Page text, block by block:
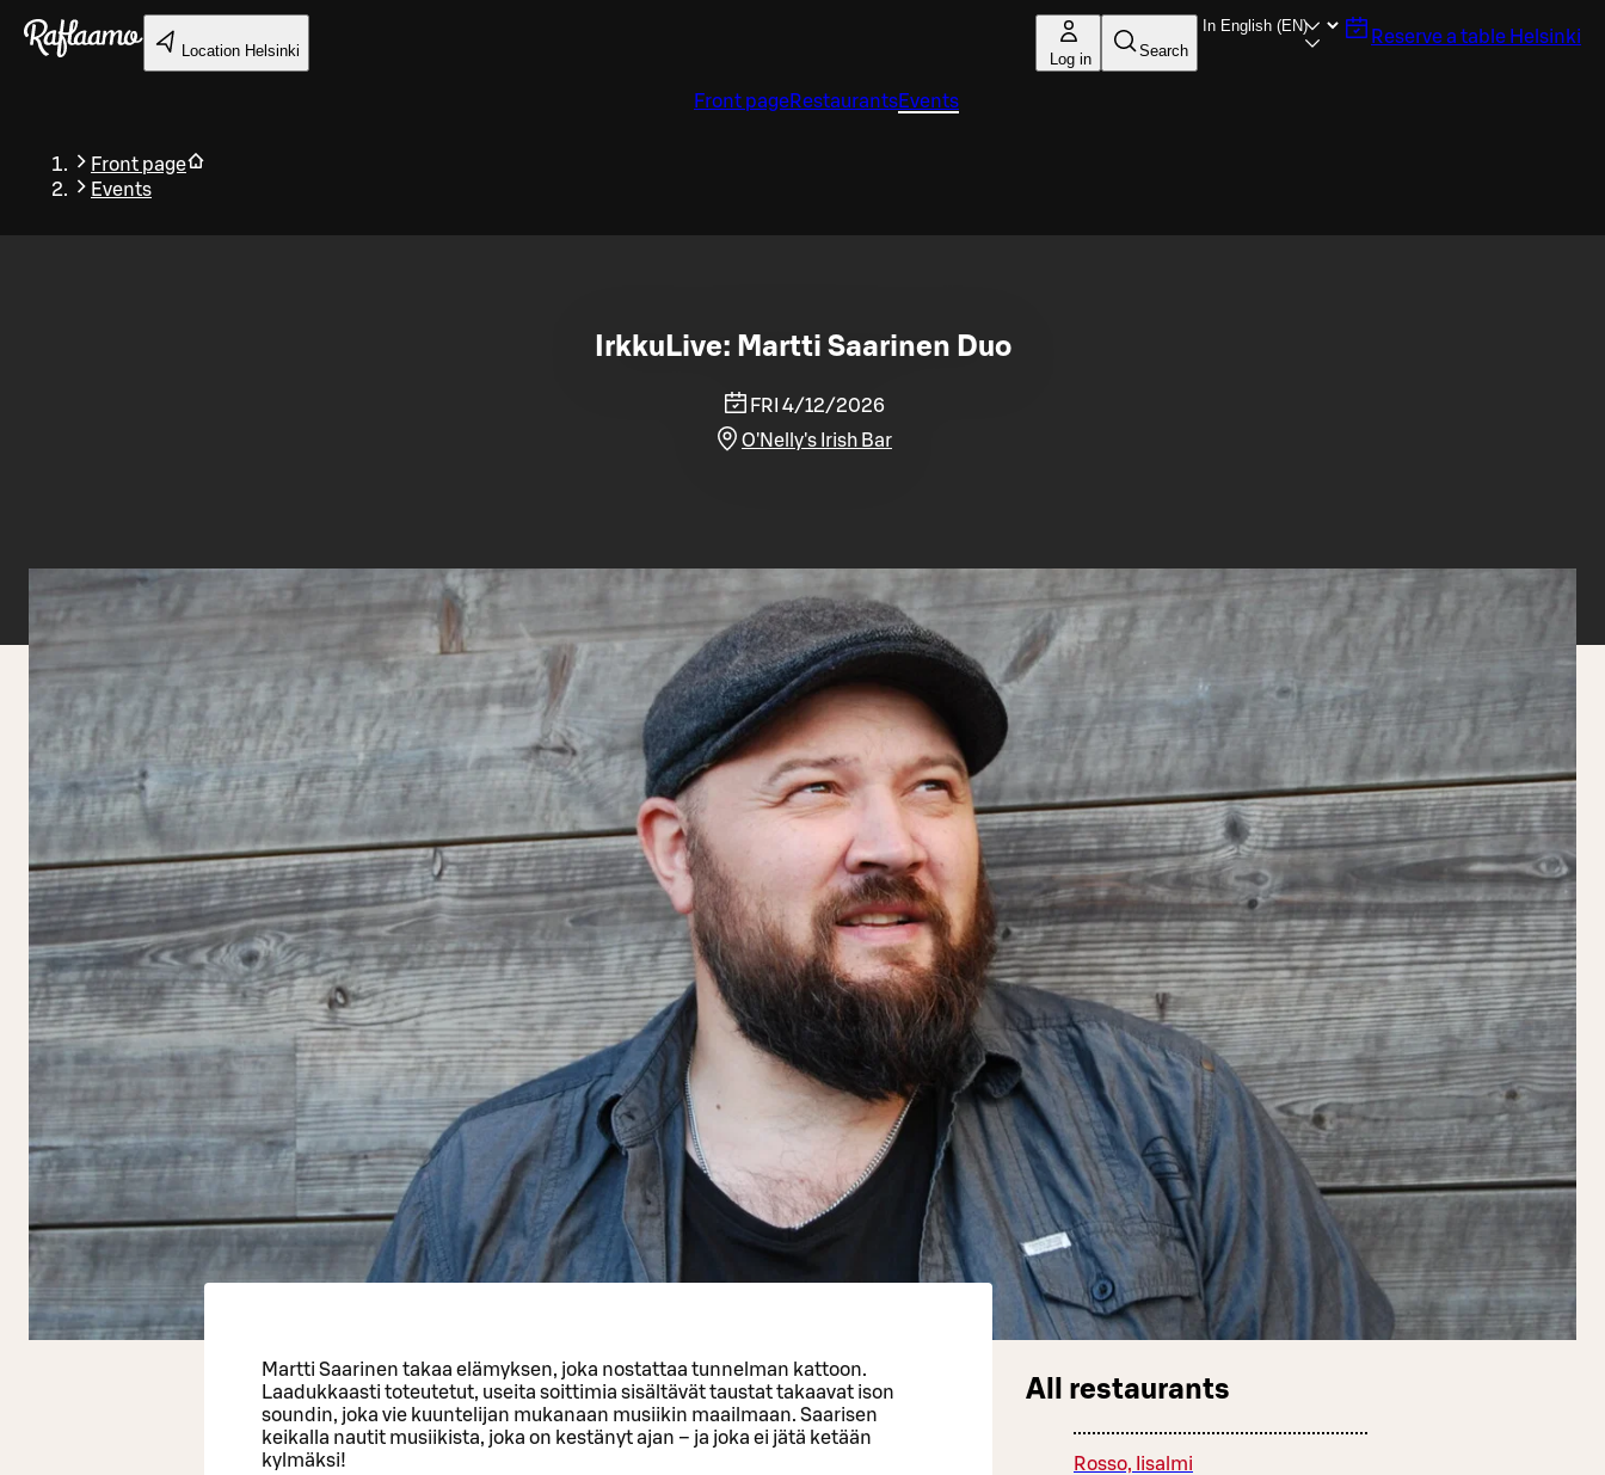
Skip to main content
Location Helsinki Log in Search
Reserve a table Helsinki
Front pageRestaurantsEvents
Front page
Events
Back
IrkkuLive: Martti Saarinen Duo
FRI 4/12/2026
O'Nelly's Irish Bar
Martti Saarinen takaa elämyksen, joka nostattaa tunnelman kattoon.
Laadukkaasti toteutetut, useita soittimia sisältävät taustat takaavat ison
soundin, joka vie kuuntelijan mukanaan musiikin maailmaan. Saarisen
keikalla nautit musiikista, joka on kestänyt ajan – ja joka ei jätä ketään
kylmäksi!
All restaurants
Rosso, Iisalmi